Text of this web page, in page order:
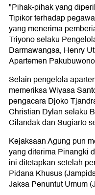
"Pihak-pihak yang
Tipikor terhadap
yang menerima
Triyono selaku
Darmawangsa, Henry
Apartemen
Selain pengelola
memeriksa Wiyasa
pengacara Djoko
Christian Dylan selaku
Cilandak dan Sugiarto
Kejaksaan Agung pun
yang diterima Pinangki
ini ditetapkan setelah
Pidana Khusus
Jaksa Penuntut Umum